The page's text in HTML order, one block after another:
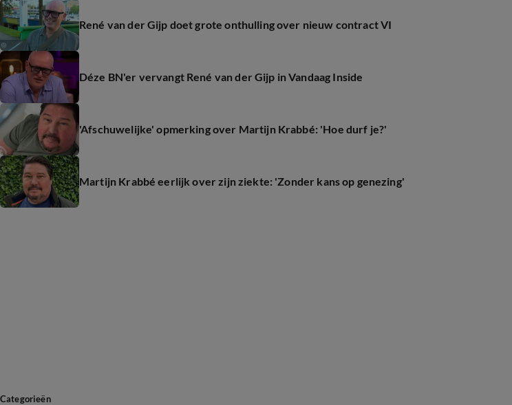
René van der Gijp doet grote onthulling over nieuw contract VI
Déze BN'er vervangt René van der Gijp in Vandaag Inside
'Afschuwelijke' opmerking over Martijn Krabbé: 'Hoe durf je?'
Martijn Krabbé eerlijk over zijn ziekte: 'Zonder kans op genezing'
Categorieën